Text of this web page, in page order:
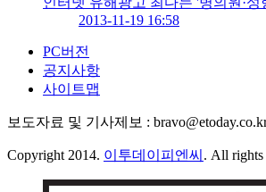
2013-11-19 16:58
PC버전
공지사항
사이트맵
보도자료 및 기사제보 :
Copyright 2014. 이투데이피엔씨 . All rights